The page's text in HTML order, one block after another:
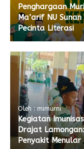
Penghargaan
Ma’arif NU
Pecinta Literasi
Oleh : mimurni
Kegiatan
Drajat
Penyakit Menular